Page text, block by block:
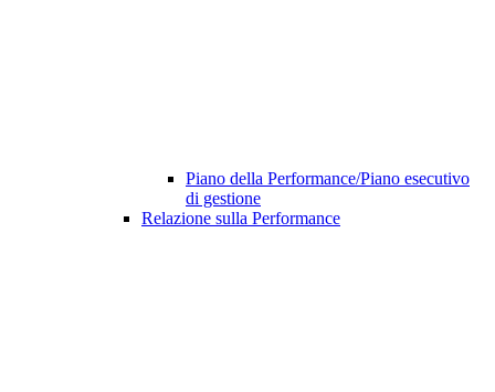
Piano della Performance/Piano esecutivo
di gestione
Relazione sulla Performance